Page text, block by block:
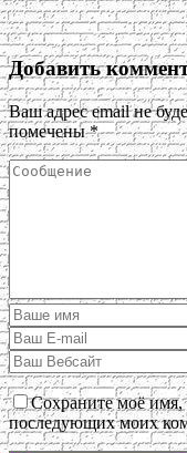
Добавить
Ваш адрес email не
помечены*
Сохраните моё имя,
последующих моих